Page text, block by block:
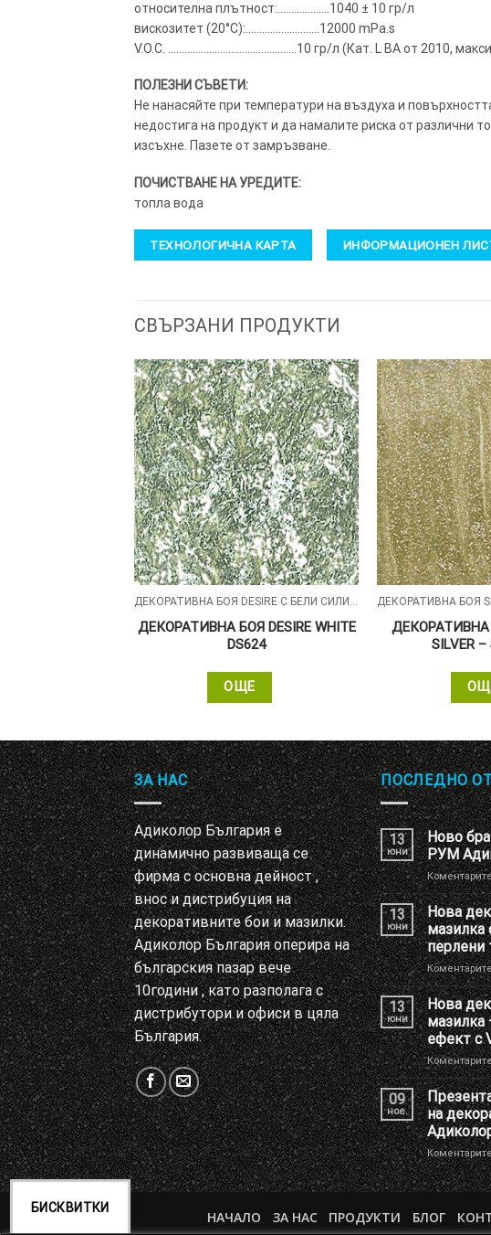
относителна плътност:……………….1040 ± 10 гр/л
вискозитет (20°C):………………………12000 mPa.s
V.O.C. ………………………………………..10 гр/л (Кат. L BA от 2010,
ПОЛЕЗНИ СЪВЕТИ:
Не нанасяйте при температури на въздуха и
недостига на продукт и да намалите риска от различни
изсъхне. Пазете от замръзване.
ПОЧИСТВАНЕ НА УРЕДИТЕ:
топла вода
ТЕХНОЛОГИЧНА КАРТА ИНФОРМАЦИОНЕН
СВЪРЗАНИ ПРОДУКТИ
ДЕКОРАТИВНА БОЯ DESIRE С БЕЛИ СИЛИКОНОВИ ЧАСТИЦИ
ДЕКОРАТИВНА БОЯ DESIRE WHITE
DS624
ОЩЕ
ДЕКОРАТИВНА
SILVER
ЗА НАС
Адиколор България е
динамично развиваща се
фирма с основна дейност ,
внос и дистрибуция на
декоративните бои и мазилки.
Адиколор България оперира на
българския пазар вече
10години , като разполага с
дистрибутори и офиси в цяла
България.
ПОСЛЕДНО
13
юни
Ново
РУМ
13
юни
Нова
мазилка
перлени
13
юни
Нова
мазилка
ефект с
09
ное.
на
НАЧАЛО ЗА НАС ПРОДУКТИ БЛОГ
БИСКВИТКИ